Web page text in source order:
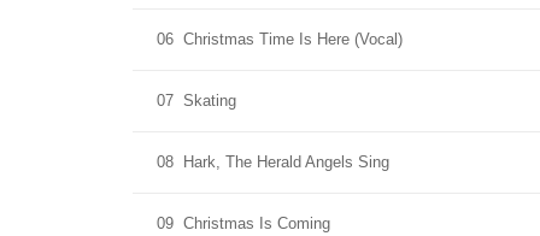
06 Christmas Time Is Here (Vocal)
07 Skating
08 Hark, The Herald Angels Sing
09 Christmas Is Coming